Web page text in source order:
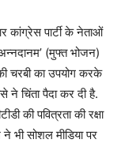
कांग्रेस पार्टी के नेताओं
(मुफ्त भोजन)
चरबी का उपयोग करके
ने चिंता पैदा कर दी है.
की पवित्रता की रक्षा
भी सोशल मीडिया पर